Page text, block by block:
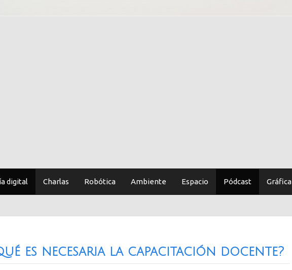
digital Charlas Robótica Ambiente Espacio Pódcast Gráfica
es necesaria la capacitación docente?